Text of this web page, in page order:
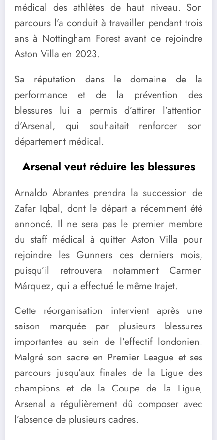
médical des athlètes de haut niveau. Son
parcours l’a conduit à travailler pendant trois
ans à Nottingham Forest avant de rejoindre
Aston Villa en 2023.
Sa réputation dans le domaine de la
performance et de la prévention des
blessures lui a permis d’attirer l’attention
d’Arsenal, qui souhaitait renforcer son
département médical.
Arsenal veut réduire les blessures
Arnaldo Abrantes prendra la succession de
Zafar Iqbal, dont le départ a récemment été
annoncé. Il ne sera pas le premier membre
du staff médical à quitter Aston Villa pour
rejoindre les Gunners ces derniers mois,
puisqu’il retrouvera notamment Carmen
Márquez, qui a effectué le même trajet.
Cette réorganisation intervient après une
saison marquée par plusieurs blessures
importantes au sein de l’effectif londonien.
Malgré son sacre en Premier League et ses
parcours jusqu’aux finales de la Ligue des
champions et de la Coupe de la Ligue,
Arsenal a régulièrement dû composer avec
l’absence de plusieurs cadres.